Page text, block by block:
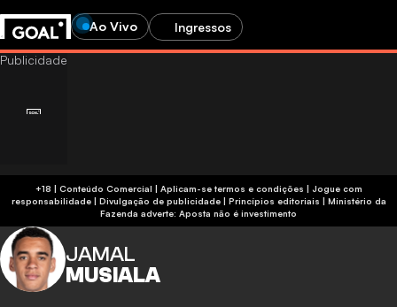
Ao Vivo Ingressos
+18 | Conteúdo Comercial | Aplicam-se termos e condições | Jogue com
responsabilidade| Divulgação de publicidade| Princípios editoriais | Ministério da
Fazenda adverte: Aposta não é investimento
JAMAL
MUSIALA